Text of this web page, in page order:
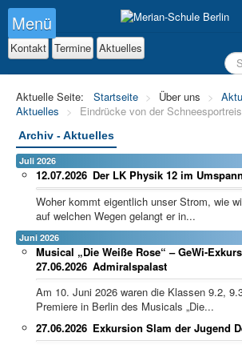
Kontakt Termine Aktuelles
Menü
Aktuelle Seite: Startseite > Über uns >
Aktuelles
> Eindrücke von der
Archiv - Aktuelles
Juli 2026
Der LK Physik 12 im
12.07.2026
Woher kommt eigentlich unser Strom, wie
auf welchen Wegen gelangt er in...
Juni 2026
Musical „Die Weiße Rose“ – GeWi-
Admiralspalast
27.06.2026
Am 10. Juni 2026 waren die Klassen 9.2,
Premiere in Berlin des Musicals „Die...
Exkursion Slam der Jugend
27.06.2026